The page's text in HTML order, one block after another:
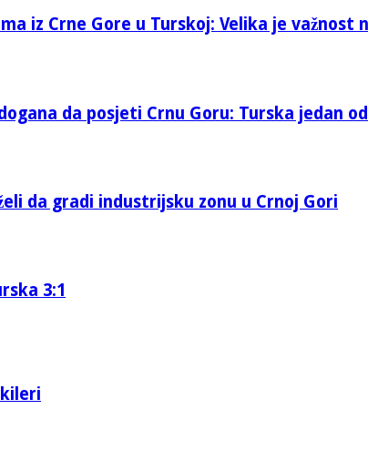
iz Crne Gore u Turskoj: Velika je
da posjeti Crnu Goru: Turska jedan
da gradi industrijsku zonu u Crnoj Gori
3:1